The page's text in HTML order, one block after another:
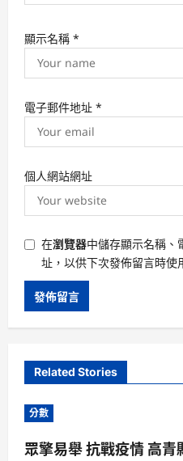
顯示名稱 *
電子郵件地址 *
個人網站網址
在瀏覽器中儲存顯示名稱、
址，以供下次發佈留言時使
Related Stories
分數
眾擎易舉 抗戰疫情 高